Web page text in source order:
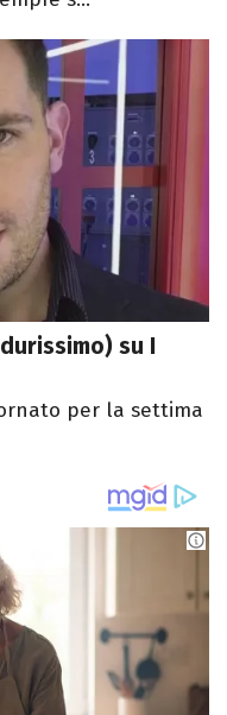
su I
per la settima